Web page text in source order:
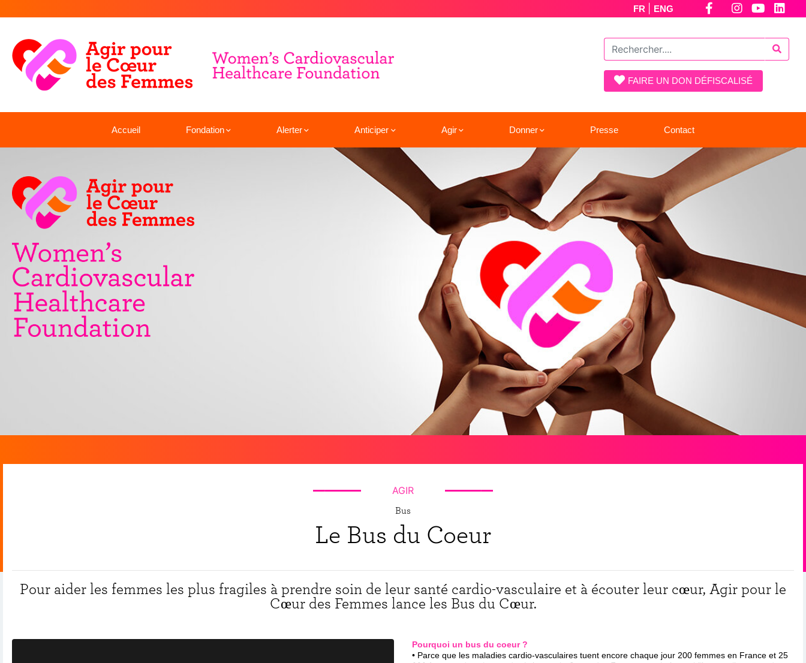
FR ENG
FAIRE UN DON DÉFISCALISÉ
Accueil Fondation Alerter Anticiper Agir Donner Presse Contact
AGIR
Bus
Le Bus du Coeur
Pour aider les femmes les plus fragiles à prendre soin de leur santé cardio-vasculaire et à écouter leur cœur, Agir pour le
Cœur des Femmes lance les Bus du Cœur.
Pourquoi un bus du coeur ?
• Parce que les maladies cardio-vasculaires tuent encore chaque jour 200 femmes en France et 25